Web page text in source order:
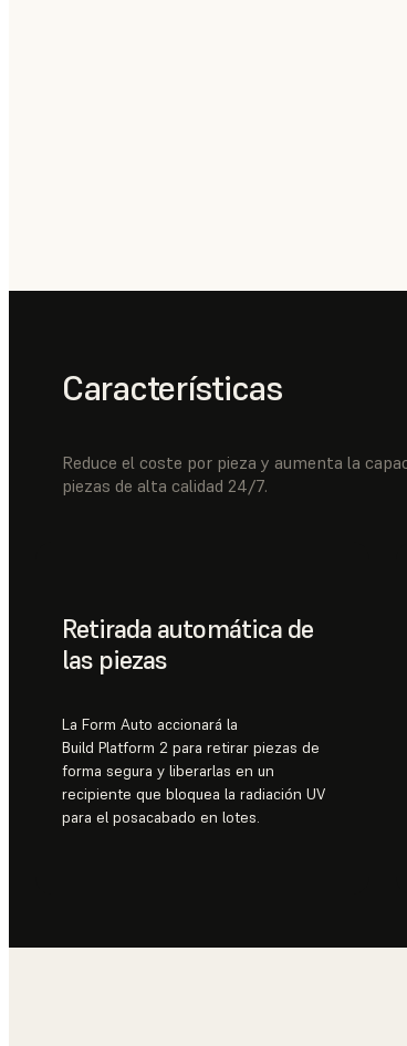
Características
Reduce el coste por pieza y aumenta la
piezas de alta calidad 24/7.
Retirada automática de
las piezas
La Form Auto accionará la
Build Platform 2 para retirar piezas de
forma segura y liberarlas en un
recipiente que bloquea la radiación UV
para el posacabado en lotes.